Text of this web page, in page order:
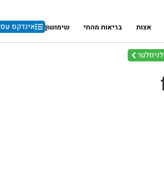
אצות בריאות מהחי שימושון אינדקס